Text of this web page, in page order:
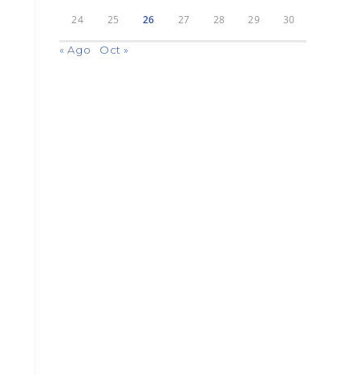
24 25 26 27 28 29 30
« Ago Oct »